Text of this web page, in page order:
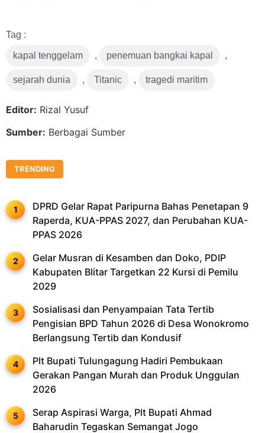
Tag :
kapal tenggelam , penemuan bangkai kapal ,
sejarah dunia , Titanic , tragedi maritim
Editor: Rizal Yusuf
Sumber: Berbagai Sumber
TRENDING
DPRD Gelar Rapat Paripurna Bahas Penetapan 9
Raperda, KUA-PPAS 2027, dan Perubahan KUA-
PPAS 2026
Gelar Musran di Kesamben dan Doko, PDIP
Kabupaten Blitar Targetkan 22 Kursi di Pemilu
2029
Sosialisasi dan Penyampaian Tata Tertib
Pengisian BPD Tahun 2026 di Desa Wonokromo
Berlangsung Tertib dan Kondusif
Plt Bupati Tulungagung Hadiri Pembukaan
Gerakan Pangan Murah dan Produk Unggulan
2026
Serap Aspirasi Warga, Plt Bupati Ahmad
Baharudin Tegaskan Semangat Jogo